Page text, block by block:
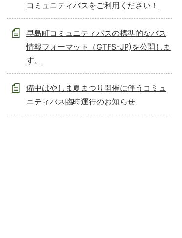
コミュニティバスをご利用ください！
早島町コミュニティバスの標準的なバス
情報フォーマット（GTFS-JP)を公開しま
す。
備中はやしま夏まつり開催に伴うコミュ
ニティバス臨時運行のお知らせ